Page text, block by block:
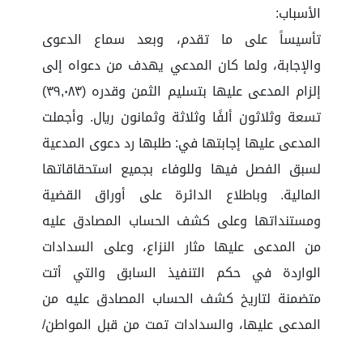
الأسباب:
تأسيساً على ما تقدم، وبعد سماع الدعوى
والإجابة، ولما كان المدعي يهدف من دعواه إلى
إلزام المدعى عليها بتسليم الثمن وقدره (٣٩,٠٨٣)
تسعة وثلاثون ألفًا وثلاثة وثمانون ريال. وأجملت
المدعى عليها إجابتها في: طلبها رد دعوى المدعية
لسبق الفصل فيها وللوفاء بجميع استحقاقاتها
المالية. وباطلاع الدائرة على أوراق القضية
ومستنداتها وعلى كشف الحساب المصادق عليه
من المدعى عليها مثار النزاع، وعلى السدادات
الواردة في حكم التنفيذ السابق والتي أتت
متضمنة لتاريخ كشف الحساب المصادق عليه من
المدعى عليها، والسدادات تمت من قبل المواطن/